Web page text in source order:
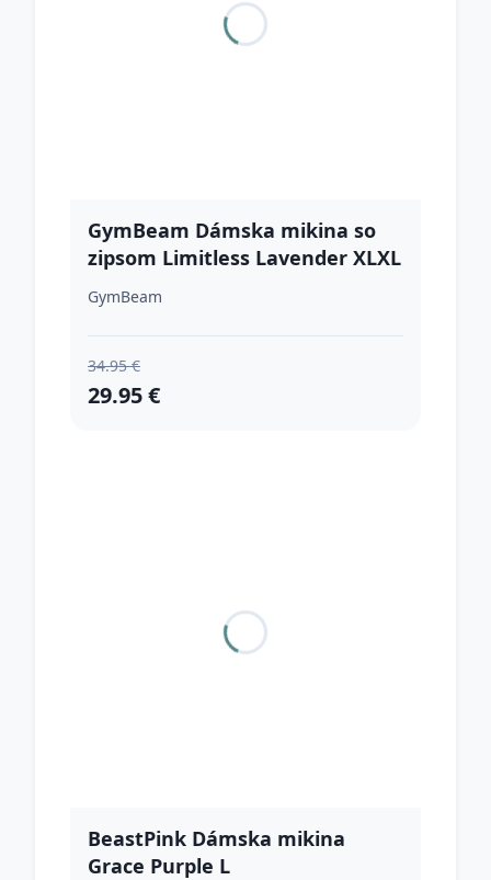
GymBeam Dámska mikina so
zipsom Limitless Lavender XLXL
GymBeam
34.95 €
29.95 €
BeastPink Dámska mikina
Grace Purple L